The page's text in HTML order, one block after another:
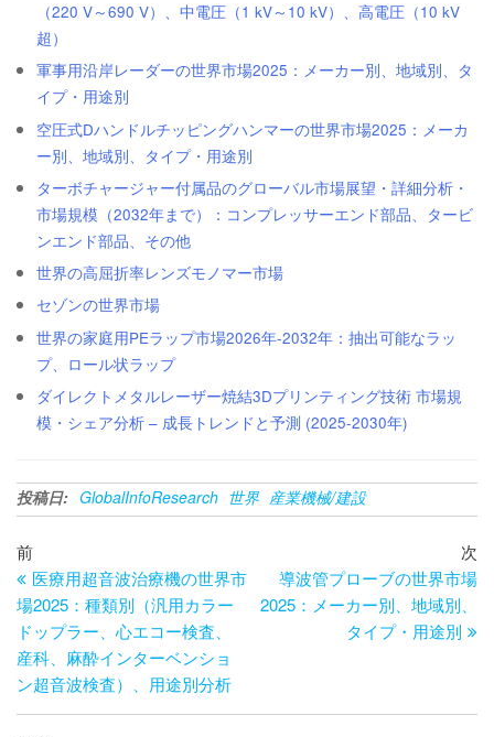
（220 V～690 V）、中電圧（1 kV～10 kV）、高電圧（10 kV
超）
軍事用沿岸レーダーの世界市場2025：メーカー別、地域別、タ
イプ・用途別
空圧式Dハンドルチッピングハンマーの世界市場2025：メーカ
ー別、地域別、タイプ・用途別
ターボチャージャー付属品のグローバル市場展望・詳細分析・
市場規模（2032年まで）：コンプレッサーエンド部品、タービ
ンエンド部品、その他
世界の高屈折率レンズモノマー市場
セゾンの世界市場
世界の家庭用PEラップ市場2026年-2032年：抽出可能なラッ
プ、ロール状ラップ
ダイレクトメタルレーザー焼結3Dプリンティング技術 市場規
模・シェア分析 – 成長トレンドと予測 (2025-2030年)
投稿日: GlobalInfoResearch 世界 産業機械/建設
投
稿
ナ
ビ
ゲ
過
去
の
投
稿
前
医療用超音波治療機の世界市
場2025：種類別（汎用カラー
ドップラー、心エコー検査、
産科、麻酔インターベンショ
ン超音波検査）、用途別分析
の
次
導波管プローブの世界市場
2025：メーカー別、地域別、
タイプ・用途別